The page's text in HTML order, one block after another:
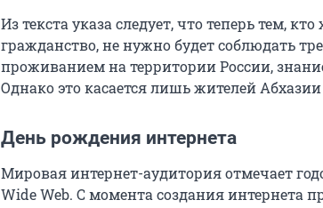
Из текста указа следует, что теперь тем,
гражданство, не нужно будет соблюдать
проживанием на территории России,
Однако это касается лишь жителей
День рождения интернета
Мировая интернет-аудитория отмечает
Wide Web. С момента создания интернета